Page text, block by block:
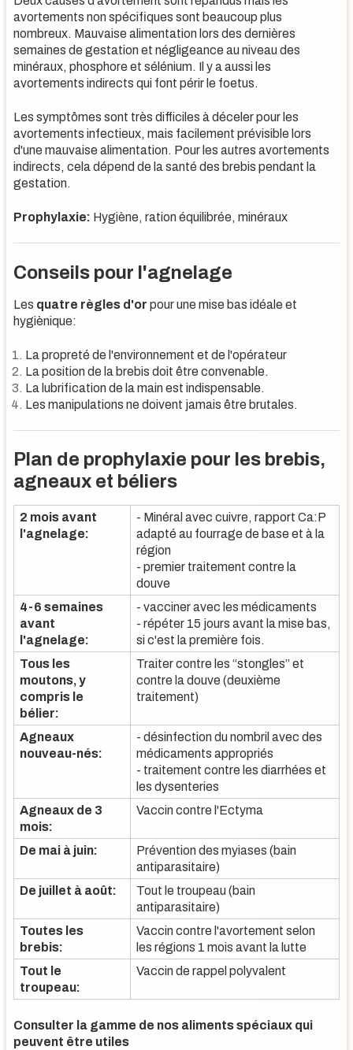
avortements non spécifiques sont beaucoup plus
nombreux. Mauvaise alimentation lors des dernières
semaines de gestation et négligeance au niveau des
minéraux, phosphore et sélénium. Il y a aussi les
avortements indirects qui font périr le foetus.
Les symptômes sont très difficiles à déceler pour les
avortements infectieux, mais facilement prévisible lors
d'une mauvaise alimentation. Pour les autres avortements
indirects, cela dépend de la santé des brebis pendant la
gestation.
Prophylaxie: Hygiène, ration équilibrée, minéraux
Conseils pour l'agnelage
Les quatre règles d'or pour une mise bas idéale et
hygiènique:
La propreté de l'environnement et de l'opérateur
La position de la brebis doit être convenable.
La lubrification de la main est indispensable.
Les manipulations ne doivent jamais être brutales.
Plan de prophylaxie pour les brebis,
agneaux et béliers
2 mois avant
l'agnelage:
- Minéral avec cuivre, rapport Ca:P
adapté au fourrage de base et à la
région
- premier traitement contre la
douve
4-6 semaines
avant
l'agnelage:
- vacciner avec les médicaments
- répéter 15 jours avant la mise bas,
si c'est la première fois.
Tous les
moutons, y
compris le
bélier:
Traiter contre les “stongles” et
contre la douve (deuxième
traitement)
Agneaux
nouveau-nés:
- désinfection du nombril avec des
médicaments appropriés
- traitement contre les diarrhées et
les dysenteries
Agneaux de 3
mois:
Vaccin contre l'Ectyma
De mai à juin:
Prévention des myiases (bain
antiparasitaire)
De juillet à août:
Tout le troupeau (bain
antiparasitaire)
Toutes les
brebis:
Vaccin contre l'avortement selon
les régions 1 mois avant la lutte
Tout le
troupeau:
Vaccin de rappel polyvalent
Consulter la gamme de nos aliments spéciaux qui
peuvent être utiles